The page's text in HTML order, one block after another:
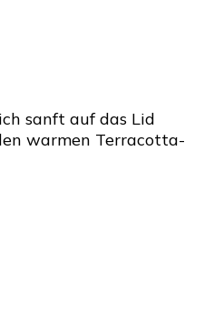
sanft auf das Lid
warmen Terracotta-